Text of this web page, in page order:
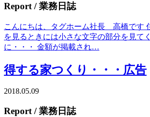
Report / 業務日誌
こんにちは、タグホーム社長 高橋です
を見るときには小さな文字の部分を見て
に・・・ 金額が掲載され…
得する家つくり・・・広告
2018.05.09
Report / 業務日誌